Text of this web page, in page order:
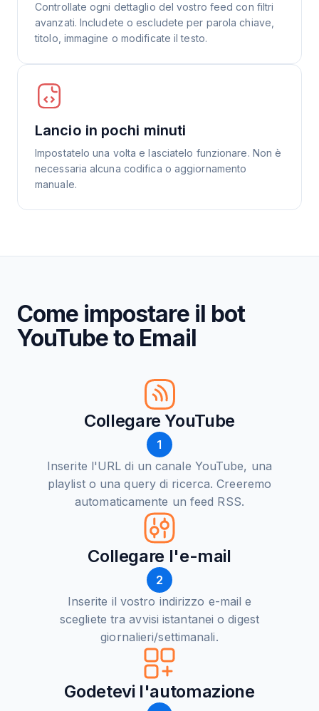
Controllate ogni dettaglio del vostro feed con filtri
avanzati. Includete o escludete per parola chiave,
titolo, immagine o modificate il testo.
Lancio in pochi minuti
Impostatelo una volta e lasciatelo funzionare. Non è
necessaria alcuna codifica o aggiornamento
manuale.
Come impostare il bot
YouTube to Email
Collegare YouTube
1
Inserite l'URL di un canale YouTube, una
playlist o una query di ricerca. Creeremo
automaticamente un feed RSS.
Collegare l'e-mail
2
Inserite il vostro indirizzo e-mail e
scegliete tra avvisi istantanei o digest
giornalieri/settimanali.
Godetevi l'automazione